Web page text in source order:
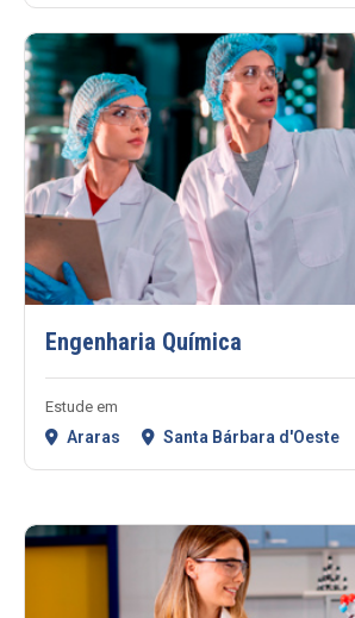
Engenharia Química
Estude em
Araras Santa Bárbara d'Oeste